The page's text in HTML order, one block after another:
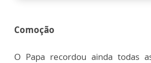
Comoção
O Papa recordou ainda todas